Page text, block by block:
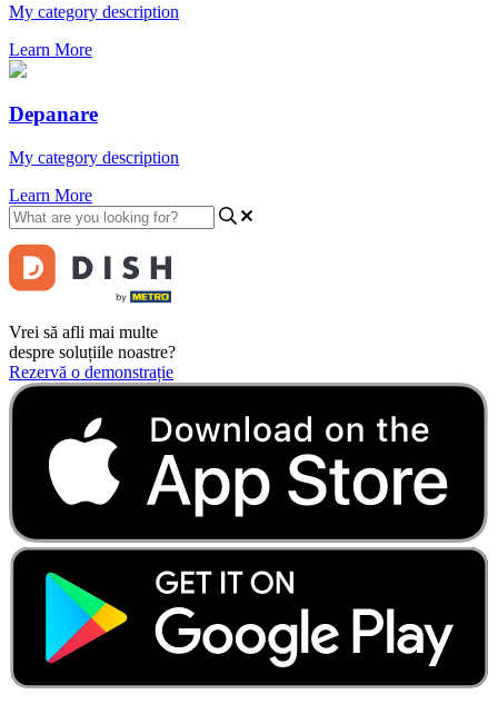
My category description
Learn More
Depanare
My category description
Learn More
Vrei să afli mai multe
despre soluțiile noastre?
Rezervă o demonstrație